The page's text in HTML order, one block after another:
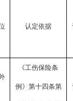
认定依据
《工伤保险条
例》第十四条第